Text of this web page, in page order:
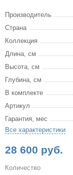
Производитель
Страна
Коллекция
Длина, см
Высота, см
Глубина, см
В комплекте
Артикул
Гарантия, мес
Все характеристики
28 600 руб.
Количество